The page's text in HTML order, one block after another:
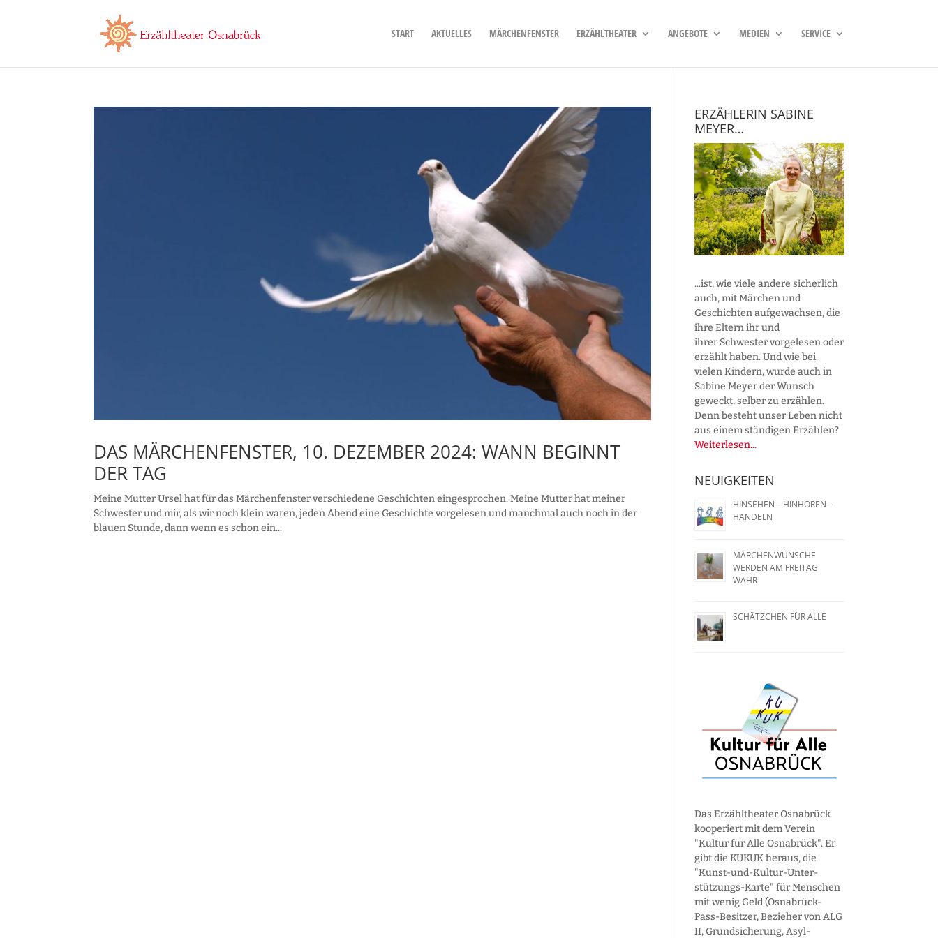
START AKTUELLES MÄRCHENFENSTER ERZÄHLTHEATER ANGEBOTE MEDIEN SERVICE
DAS MÄRCHENFENSTER, 10. DEZEMBER 2024: WANN BEGINNT
DER TAG
Meine Mutter Ursel hat für das Märchenfenster verschiedene Geschichten eingesprochen. Meine Mutter hat meiner
Schwester und mir, als wir noch klein waren, jeden Abend eine Geschichte vorgelesen und manchmal auch noch in der
blauen Stunde, dann wenn es schon ein...
ERZÄHLERIN SABINE
MEYER…
...ist, wie viele andere sicherlich
auch, mit Märchen und
Geschichten aufgewachsen, die
ihre Eltern ihr und
ihrer Schwester vorgelesen oder
erzählt haben. Und wie bei
vielen Kindern, wurde auch in
Sabine Meyer der Wunsch
geweckt, selber zu erzählen.
Denn besteht unser Leben nicht
aus einem ständigen Erzählen?
Weiterlesen...
NEUIGKEITEN
HINSEHEN – HINHÖREN –
HANDELN
MÄRCHENWÜNSCHE
WERDEN AM FREITAG
WAHR
SCHÄTZCHEN FÜR ALLE
Das Erzähltheater Osnabrück
kooperiert mit dem Verein
"Kultur für Alle Osnabrück". Er
gibt die KUKUK heraus, die
"Kunst-und-Kultur-Unter­
stützungs-Karte" für Menschen
mit wenig Geld (Osnabrück-
Pass-Besitzer, Bezieher von ALG
II, Grund­sicherung, Asyl­